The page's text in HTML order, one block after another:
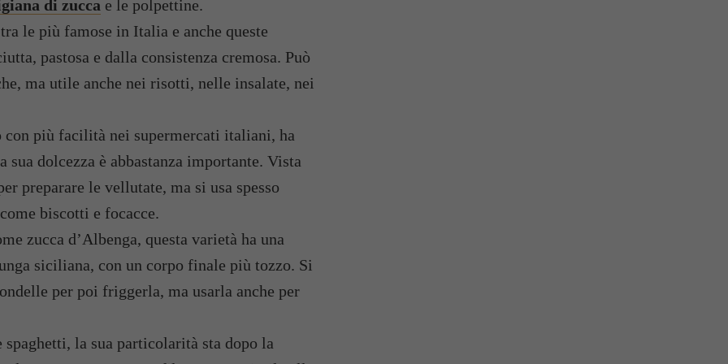
di zucca e le polpettine.
le più famose in Italia e anche queste
pastosa e dalla consistenza cremosa. Può
ma utile anche nei risotti, nelle insalate, nei
più facilità nei supermercati italiani, ha
sua dolcezza è abbastanza importante. Vista
preparare le vellutate, ma si usa spesso
biscotti e focacce.
zucca d’Albenga, questa varietà ha una
siciliana, con un corpo finale più tozzo. Si
per poi friggerla, ma usarla anche per
la sua particolarità sta dopo la